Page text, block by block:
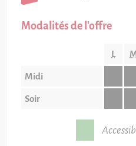
Modalités de l'offre
L
Midi
Soir